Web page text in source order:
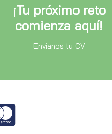
¡Tu próximo reto
comienza aquí!
Envianos tu CV